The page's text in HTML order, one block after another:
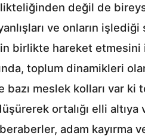
değil de
ve onların
birlikte hareket
toplum dinamikleri
meslek kolları var ki
ortalığı elli
adam